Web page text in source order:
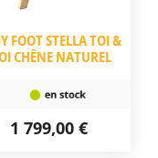
FOOT STELLA TOI &
CHÊNE NATUREL
1 799,00 €